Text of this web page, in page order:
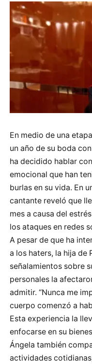
En medio de una
un año de su boda
ha decidido hablar
emocional que han
burlas en su vida. En
cantante reveló que
mes a causa del
los ataques en redes
A pesar de que ha
a los haters, la hija de
señalamientos sobre
personales la
admitir. “Nunca me
cuerpo comenzó a
Esta experiencia la
enfocarse en su
Ángela también
actividades